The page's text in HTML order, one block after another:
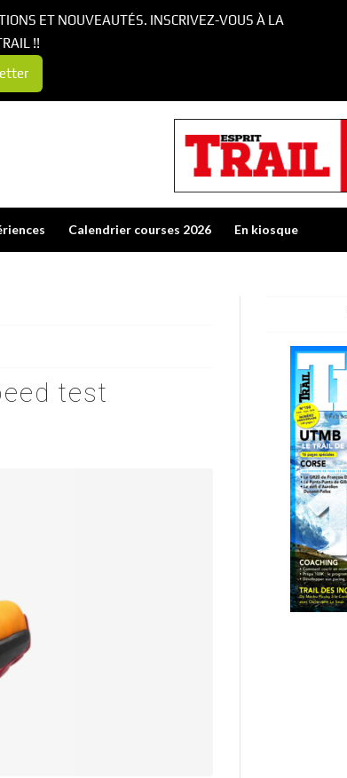
Calendrier courses 2026 En kiosque
test
ET NOUVEAUTÉS. INSCRIVEZ-VOUS À LA
!!